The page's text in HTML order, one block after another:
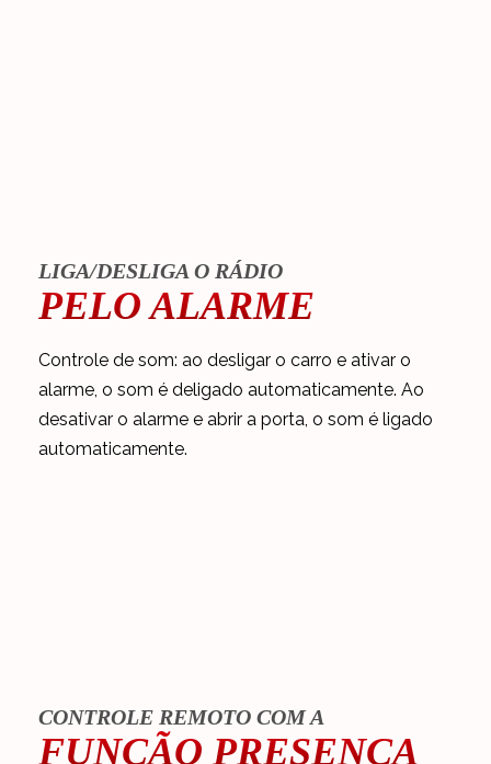
LIGA/DESLIGA O RÁDIO
PELO ALARME
Controle de som: ao desligar o carro e ativar o
alarme, o som é deligado automaticamente. Ao
desativar o alarme e abrir a porta, o som é ligado
automaticamente.
CONTROLE REMOTO COM A
FUNÇÃO PRESENÇA